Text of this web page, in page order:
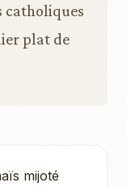
catholiques
plat de
mijoté